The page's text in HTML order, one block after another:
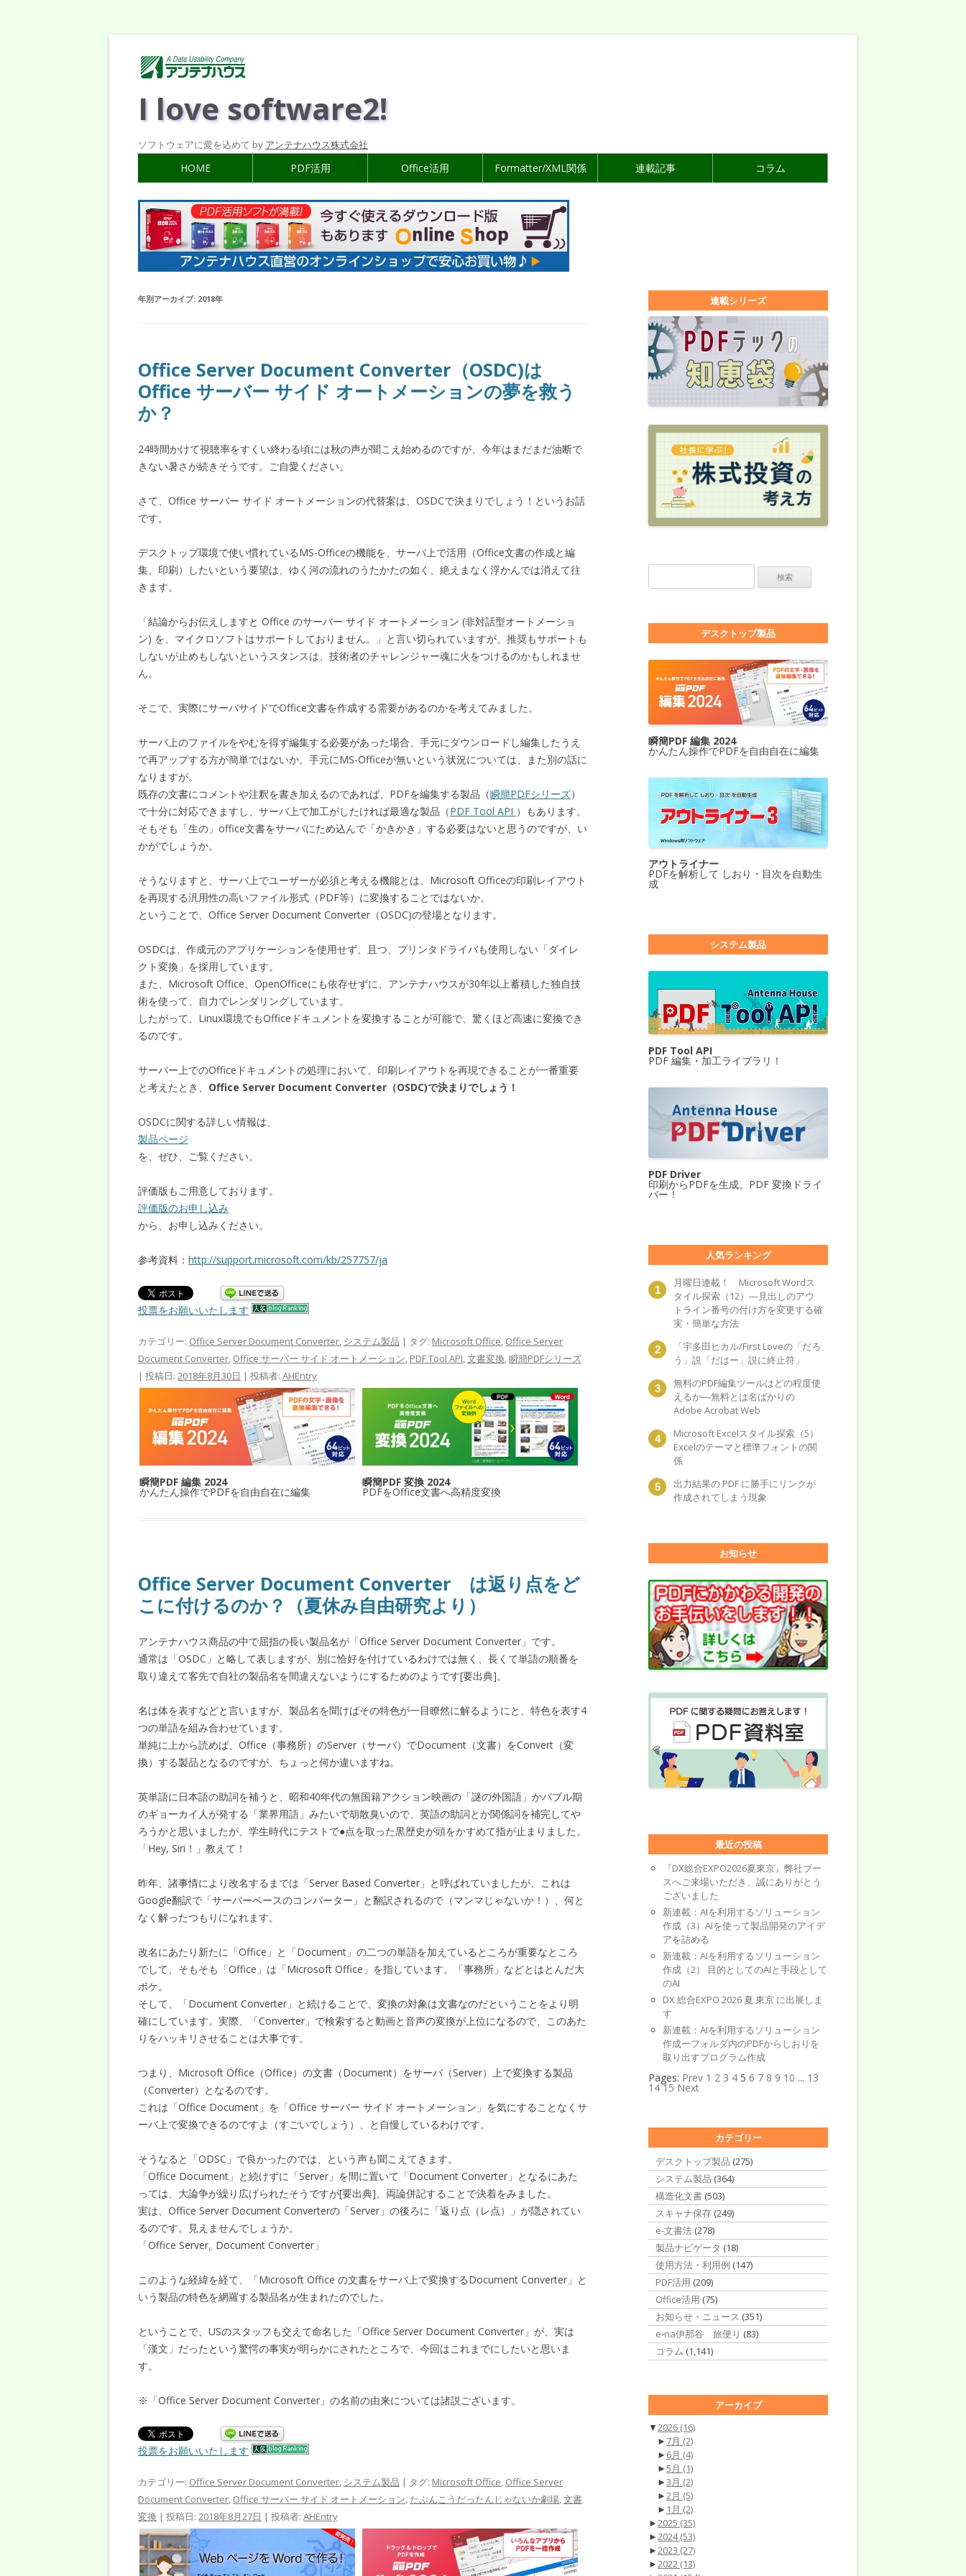
I love software2!
ソフトウェアに愛を込めて by アンテナハウス株式会社
HOME PDF活用 Office活用 Formatter/XML関係 連載記事 コラム
年別アーカイブ: 2018年
Office Server Document Converter（OSDC)は
Office サーバー サイド オートメーションの夢を救う
か？
24時間かけて視聴率をすくい終わる頃には秋の声が聞こえ始めるのですが、今年はまだまだ油断で
きない暑さが続きそうです。ご自愛ください。
さて、Office サーバー サイド オートメーションの代替案は、OSDCで決まりでしょう！というお話
です。
デスクトップ環境で使い慣れているMS-Officeの機能を、サーバ上で活用（Office文書の作成と編
集、印刷）したいという要望は、ゆく河の流れのうたかたの如く、絶えまなく浮かんでは消えて往
きます。
「結論からお伝えしますと Office のサーバー サイド オートメーション (非対話型オートメーショ
ン) を、マイクロソフトはサポートしておりません。」と言い切られていますが、推奨もサポートも
しないが止めもしないというスタンスは、技術者のチャレンジャー魂に火をつけるのかもしれませ
ん。
そこで、実際にサーバサイドでOffice文書を作成する需要があるのかを考えてみました。
サーバ上のファイルをやむを得ず編集する必要があった場合、手元にダウンロードし編集したうえ
で再アップする方が簡単ではないか。手元にMS-Officeが無いという状況については、また別の話に
なりますが。
既存の文書にコメントや注釈を書き加えるのであれば、PDFを編集する製品（瞬簡PDFシリーズ）
で十分に対応できますし、サーバ上で加工がしたければ最適な製品（PDF Tool API ）もあります。
そもそも「生の」office文書をサーバにため込んで「かきかき」する必要はないと思うのですが、い
かがでしょうか。
そうなりますと、サーバ上でユーザーが必須と考える機能とは、Microsoft Officeの印刷レイアウト
を再現する汎用性の高いファイル形式（PDF等）に変換することではないか。
ということで、Office Server Document Converter（OSDC)の登場となります。
OSDCは、作成元のアプリケーションを使用せず、且つ、プリンタドライバも使用しない「ダイレ
クト変換」を採用しています。
また、Microsoft Office、OpenOfficeにも依存せずに、アンテナハウスが30年以上蓄積した独自技
術を使って、自力でレンダリングしています。
したがって、Linux環境でもOfficeドキュメントを変換することが可能で、驚くほど高速に変換でき
るのです。
サーバー上でのOfficeドキュメントの処理において、印刷レイアウトを再現できることが一番重要
と考えたとき、 Office Server Document Converter（OSDC)で決まりでしょう！
OSDCに関する詳しい情報は、
製品ページ
を、ぜひ、ご覧ください。
評価版もご用意しております。
評価版のお申し込み
から、お申し込みください。
参考資料： http://support.microsoft.com/kb/257757/ja
投票をお願いいたします
カテゴリー: Office Server Document Converter, システム製品 | タグ: Microsoft Office, Office Server
Document Converter, Office サーバー サイド オートメーション, PDF Tool API,文書変換,瞬簡PDFシリーズ
| 投稿日: 2018年8月30日 | 投稿者: AHEntry
瞬簡PDF 編集 2024
かんたん操作でPDFを自由自在に編集
瞬簡PDF 変換 2024
PDFをOffice文書へ高精度変換
Office Server Document Converter は返り点をど
こに付けるのか？（夏休み自由研究より）
アンテナハウス商品の中で屈指の長い製品名が「Office Server Document Converter」です。
通常は「OSDC」と略して表しますが、別に恰好を付けているわけでは無く、長くて単語の順番を
取り違えて客先で自社の製品名を間違えないようにするためのようです[要出典]。
名は体を表すなどと言いますが、製品名を聞けばその特色が一目瞭然に解るようにと、特色を表す4
つの単語を組み合わせています。
単純に上から読めば、Office（事務所）のServer（サーバ）でDocument（文書）をConvert（変
換）する製品となるのですが、ちょっと何か違いますね。
英単語に日本語の助詞を補うと、昭和40年代の無国籍アクション映画の「謎の外国語」かバブル期
のギョーカイ人が発する「業界用語」みたいで胡散臭いので、英語の助詞とか関係詞を補完してや
ろうかと思いましたが、学生時代にテストで●点を取った黒歴史が頭をかすめて指が止まりました。
「Hey, Siri！」教えて！
昨年、諸事情により改名するまでは「Server Based Converter」と呼ばれていましたが、これは
Google翻訳で「サーバーベースのコンバーター」と翻訳されるので（マンマじゃないか！）、何と
なく解ったつもりになれます。
改名にあたり新たに「Office」と「Document」の二つの単語を加えているところが重要なところ
でして、そもそも「Office」は「Microsoft Office」を指しています。「事務所」などとはとんだ大
ボケ。
そして、「Document Converter」と続けることで、変換の対象は文書なのだということをより明
確にしています。実際、「Converter」で検索すると動画と音声の変換が上位になるので、このあた
りをハッキリさせることは大事です。
つまり、Microsoft Office（Office）の文書（Document）をサーバ（Server）上で変換する製品
（Converter）となるのです。
これは「Office Document」を「Office サーバー サイド オートメーション」を気にすることなくサ
ーバ上で変換できるのですよ（すごいでしょう）、と自慢しているわけです。
そうなると「ODSC」で良かったのでは、という声も聞こえてきます。
「Office Document」と続けずに「Server」を間に置いて「Document Converter」となるにあた
っては、大論争が繰り広げられたそうですが[要出典]、両論併記することで決着をみました。
実は、Office Server Document Converterの「Server」の後ろに「返り点（レ点）」が隠されてい
るのです。見えませんでしょうか。
「Office Serverレ Document Converter」
このような経緯を経て、「Microsoft Office の文書をサーバ上で変換するDocument Converter」と
いう製品の特色を網羅する製品名が生まれたのでした。
ということで、USのスタッフも交えて命名した「Office Server Document Converter」が、実は
「漢文」だったという驚愕の事実が明らかにされたところで、今回はこれまでにしたいと思いま
す。
※「Office Server Document Converter」の名前の由来については諸説ございます。
投票をお願いいたします
カテゴリー: Office Server Document Converter, システム製品 | タグ: Microsoft Office, Office Server
Document Converter, Office サーバー サイド オートメーション, たぶんこうだったんじゃないか劇場,文書
変換 | 投稿日: 2018年8月27日 | 投稿者: AHEntry
連載シリーズ
デスクトップ製品
瞬簡PDF 編集 2024
かんたん操作でPDFを自由自在に編集
アウトライナー
PDFを解析して しおり・目次を自動生
成
システム製品
PDF Tool API
PDF 編集・加工ライブラリ！
PDF Driver
印刷からPDFを生成。PDF 変換ドライ
バー！
人気ランキング
月曜日連載！ Microsoft Wordス
タイル探索（12）―見出しのアウ
トライン番号の付け方を変更する確
実・簡単な方法
「宇多田ヒカル/First Loveの「だろ
う」説「だはー」説に終止符」
無料のPDF編集ツールはどの程度使
えるか―無料とは名ばかりの
Adobe Acrobat Web
Microsoft Excelスタイル探索（5）
Excelのテーマと標準フォントの関
係
出力結果の PDF に勝手にリンクが
作成されてしまう現象
お知らせ
最近の投稿
『DX総合EXPO2026夏東京』弊社ブー
スへご来場いただき、誠にありがとう
ございました
新連載：AIを利用するソリューション
作成（3）AIを使って製品開発のアイデ
アを詰める
新連載：AIを利用するソリューション
作成（2） 目的としてのAIと手段として
のAI
DX 総合EXPO 2026 夏 東京 に出展しま
す
新連載：AIを利用するソリューション
作成ーフォルダ内のPDFからしおりを
取り出すプログラム作成
Pages: Prev 1 2 3 4 5 6 7 8 9 10 ... 13
14 15 Next
カテゴリー
デスクトップ製品 (275)
システム製品 (364)
構造化文書 (503)
スキャナ保存 (249)
e-文書法 (278)
製品ナビゲータ (18)
使用方法・利用例 (147)
PDF活用 (209)
Office活用 (75)
お知らせ・ニュース (351)
e-na伊那谷 旅便り (83)
コラム (1,141)
アーカイブ
▼2026 (16)
► 7月 (2)
► 6月 (4)
►5月 (1)
►3月 (2)
►2月 (5)
► 1月 (2)
►2025 (35)
►2024(53)
►2023 (27)
►2022 (13)